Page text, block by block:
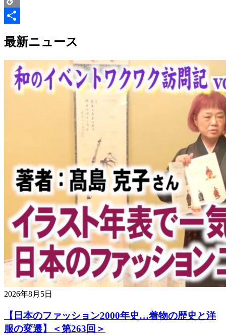
最新ニュース
2026年8月5日
【日本のファッション2000年史…着物の歴史と洋
服の変遷】＜第263回＞